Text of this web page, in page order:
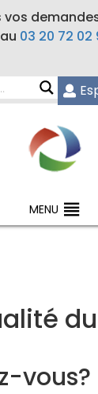
vos
au 03 20 72 02
MENU
du
vous?